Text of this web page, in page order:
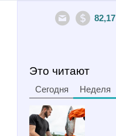
82,17
Это читают
Сегодня Неделя